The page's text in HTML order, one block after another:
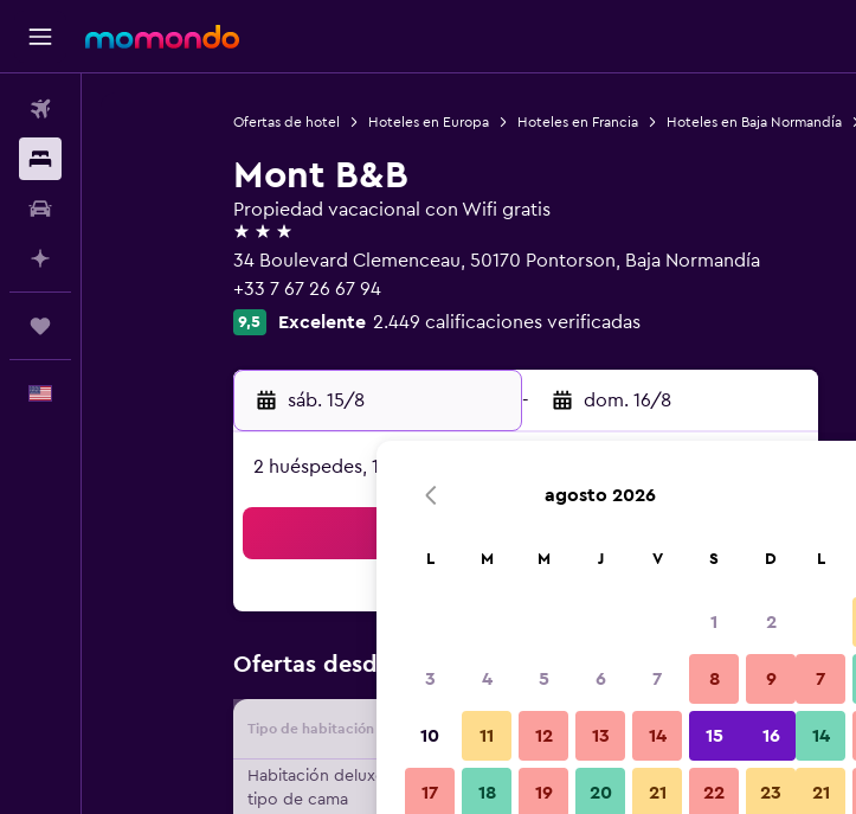
Ofertas de hotel Hoteles en Europa Hoteles en Francia Hoteles en Baja Normandía
Mont B&B
Propiedad vacacional con Wifi gratis
3 estrellas
34 Boulevard Clemenceau, 50170 Pontorson, Baja Normandía
+33 7 67 26 67 94
9,5 Excelente 2.449 calificaciones verificadas
sáb. 15/8 - dom. 16/8
2 huéspedes, 1 habitación
Ofertas desde Oferta más barata de precio por noche
Tipo de habitación Proveedor Total noche
Habitación deluxe,
tipo de cama
$106 Ver oferta
agosto 2026
L M M J V S D
1 2
3 4 5 6 7 8 9
10 11 12 13 14 15 16
17 18 19 20 21 22 23
L
7
14
21